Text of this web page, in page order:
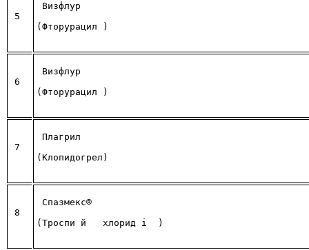
5
Визфлур
(Фторурацил )
6
Визфлур
(Фторурацил )
7
Плагрил
(Клопидогрел)
8
Спазмекс®
(Троспи
й хлорид і )